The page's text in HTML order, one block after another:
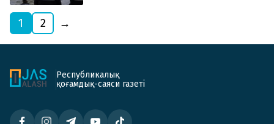
1 2 →
Республикалық
қоғамдық-саяси газеті